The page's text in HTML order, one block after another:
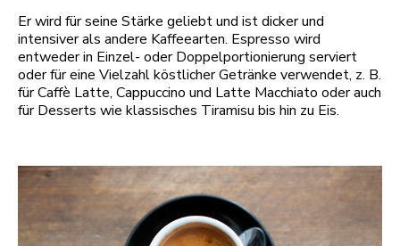
Er wird für seine Stärke geliebt und ist dicker und
intensiver als andere Kaffeearten. Espresso wird
entweder in Einzel- oder Doppelportionierung serviert
oder für eine Vielzahl köstlicher Getränke verwendet, z. B.
für Caffè Latte, Cappuccino und Latte Macchiato oder auch
für Desserts wie klassisches Tiramisu bis hin zu Eis.